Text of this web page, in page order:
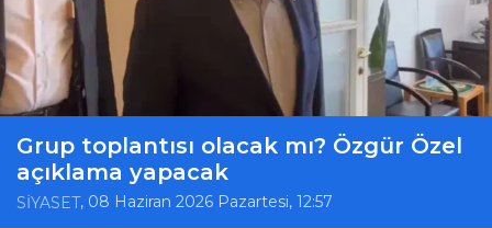
Grup toplantısı olacak mı? Özgür Özel
açıklama yapacak
SİYASET, 08 Haziran 2026 Pazartesi, 12:57